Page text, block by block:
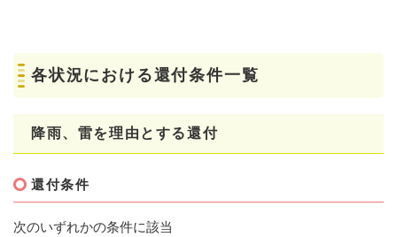
各状況における還付条件一覧
降雨、雷を理由とする還付
還付条件
次のいずれかの条件に該当